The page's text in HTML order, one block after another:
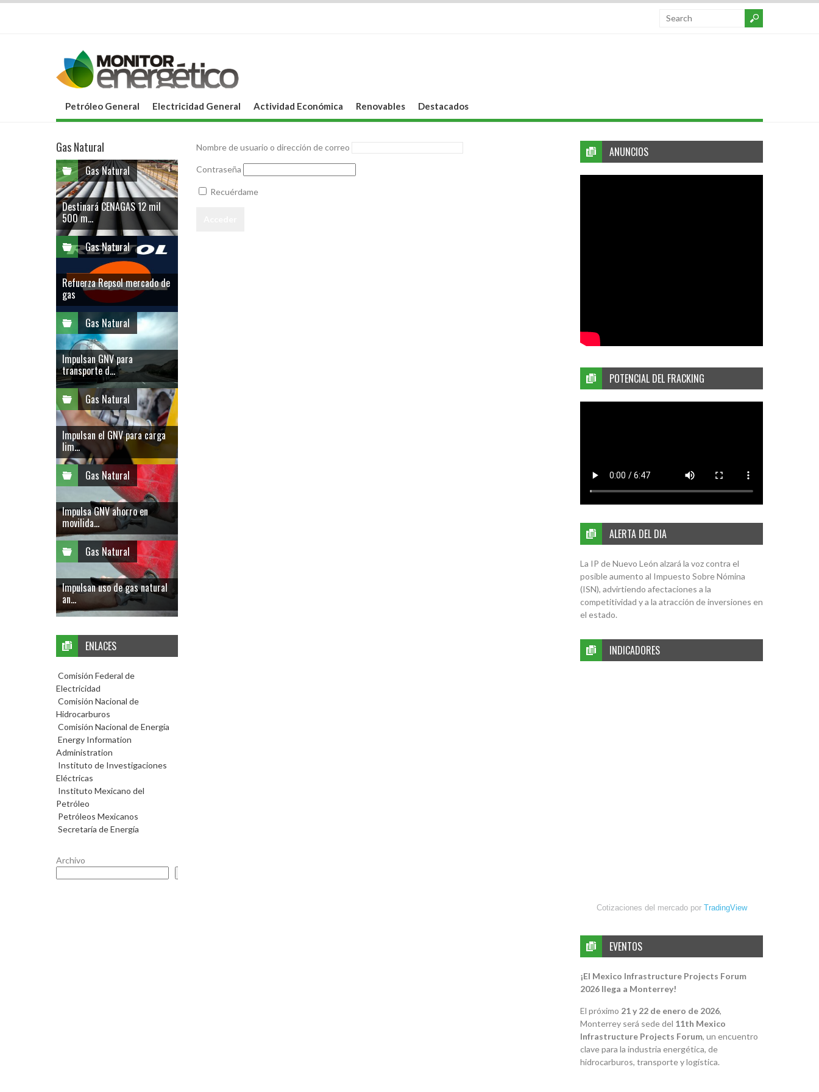
Petróleo General Electricidad General Actividad Económica Renovables Destacados
Nombre de usuario o dirección de correo
Contraseña
Recuérdame
ANUNCIOS
POTENCIAL DEL FRACKING
ALERTA DEL DIA
La IP de Nuevo León alzará la voz contra el
posible aumento al Impuesto Sobre Nómina
(ISN), advirtiendo afectaciones a la
competitividad y a la atracción de inversiones en
el estado.
INDICADORES
Cotizaciones del mercado por TradingView
EVENTOS
¡El Mexico Infrastructure Projects Forum
2026 llega a Monterrey!
El próximo 21 y 22 de enero de 2026,
Monterrey será sede del 11th Mexico
Infrastructure Projects Forum, un encuentro
clave para la industria energética, de
hidrocarburos, transporte y logística.
Gas Natural
Gas Natural
Destinará CENAGAS 12 mil
500 m...
Gas Natural
Refuerza Repsol mercado de
gas
Gas Natural
Impulsan GNV para
transporte d...
Gas Natural
Impulsan el GNV para carga
lim...
Gas Natural
Impulsa GNV ahorro en
movilida...
Gas Natural
Impulsan uso de gas natural
an...
ENLACES
Comisión Federal de
Electricidad
Comisión Nacional de
Hidrocarburos
Comisión Nacional de Energía
Energy Information
Administration
Instituto de Investigaciones
Eléctricas
Instituto Mexicano del
Petróleo
Petróleos Mexicanos
Secretaría de Energía
Archivo